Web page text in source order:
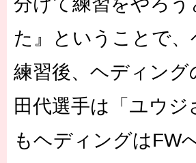
た』ということで
練習後、ヘディン
田代選手は「ユウ
もヘディングはFW